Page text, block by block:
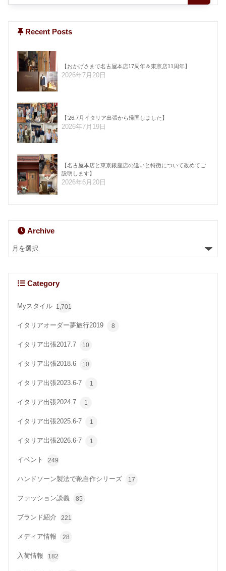
Recent Posts
【おかげさまで名古屋本店17周年＆東京店11周年】
2026年7月20日
【’26.7月イタリア出張から帰国しました】
2026年7月19日
【名古屋本店と東京銀座店の違いと特徴について改めてご
説明します】
2026年6月20日
Archive
Category
Myスタイル 1,701
イタリアオーダー夢旅行2019 8
イタリア出張2017.7 10
イタリア出張2018.6 10
イタリア出張2023.6-7 1
イタリア出張2024.7 1
イタリア出張2025.6-7 1
イタリア出張2026.6-7 1
イベント 249
ハンドソーン製法で靴自作シリーズ 17
ファッション談義 85
ブランド紹介 221
メディア情報 28
入荷情報 182